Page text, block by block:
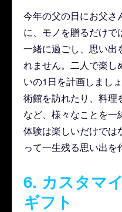
今年の父の日にお父さ
に、モノを贈るだけで
一緒に過ごし、思い出
れません。二人で楽し
いの1日を計画しまし
術館を訪れたり、料理
など、様々なことを一
体験は楽しいだけでは
って一生残る思い出を
6. カスタマ
ギフト